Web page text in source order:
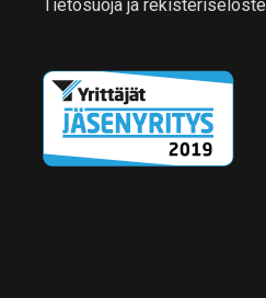
Tietosuoja ja rekisteriseloste